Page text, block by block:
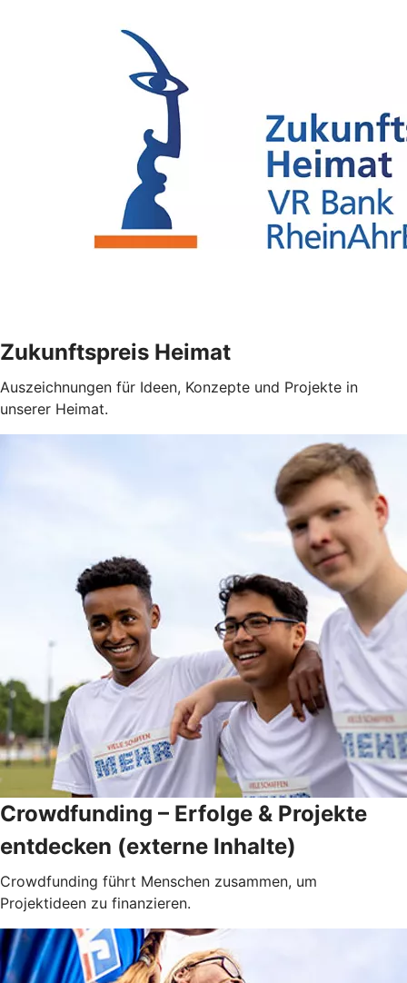
Zukunftspreis Heimat
Auszeichnungen für Ideen, Konzepte und Projekte in
unserer Heimat.
Crowdfunding – Erfolge & Projekte
entdecken (externe Inhalte)
Crowdfunding führt Menschen zusammen, um
Projektideen zu finanzieren.